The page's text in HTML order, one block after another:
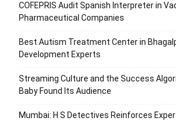
COFEPRIS Audit Spanish Interpreter in
Pharmaceutical Companies
Best Autism Treatment Center in
Development Experts
Streaming Culture and the Success
Baby Found Its Audience
Mumbai: H S Detectives Reinforces